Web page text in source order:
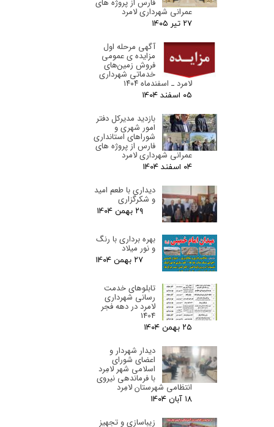
فارس از پروژه های
عمرانی شهرداری لامرد
۲۷ تیر ۰۵
آگهی مرحله اول
مزایده ی عمومی
فروش زمین‌های
خدماتی شهرداری
لامرد ـ اسفندماه ۱۴۰۴
۰۵ اسفند ۰۴
بازدید مدیرکل دفتر
امور شهری و
شوراهای استانداری
فارس از پروژه های
عمرانی شهرداری لامرد
۰۴ اسفند ۰۴
دیداری با طعم امید
و شکرگزاری
۲۹ بهمن ۰۴
بهره برداری با رنگ
و نور میلاد
۲۷ بهمن ۰۴
تابلوهای خدمت
رسانی شهرداری
لامرد در دهه فجر
1404
۲۵ بهمن ۰۴
دیدار شهردار و
اعضای شورای
اسلامی شهر لامِرد
با فرماندهی نیروی
انتظامی شهرستان لامِرد
۱۸ آبان ۰۴
زیباسازی و تجهیز